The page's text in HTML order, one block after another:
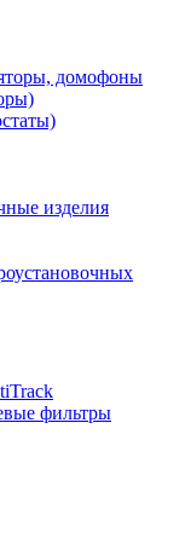
домофоны
изделия
фильтры